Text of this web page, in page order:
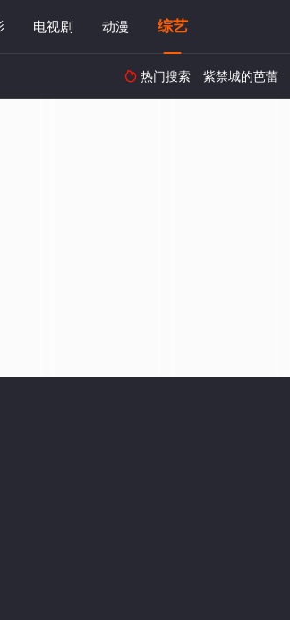
电视剧 动漫 综艺
 热门搜索 紫禁城的芭蕾